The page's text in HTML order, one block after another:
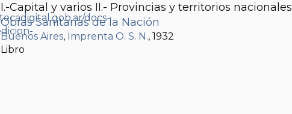
I.-Capital y varios II.- Provincias y territorios nacionales
Obras Sanitarias de la Nación
Buenos Aires, Imprenta O. S. N., 1932
Libro